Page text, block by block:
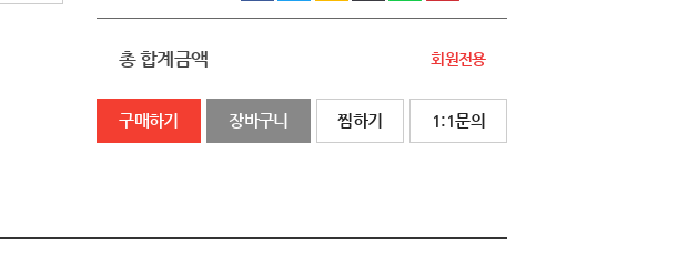
총 합계금액 회원전용
구매하기 장바구니 찜하기 1:1문의